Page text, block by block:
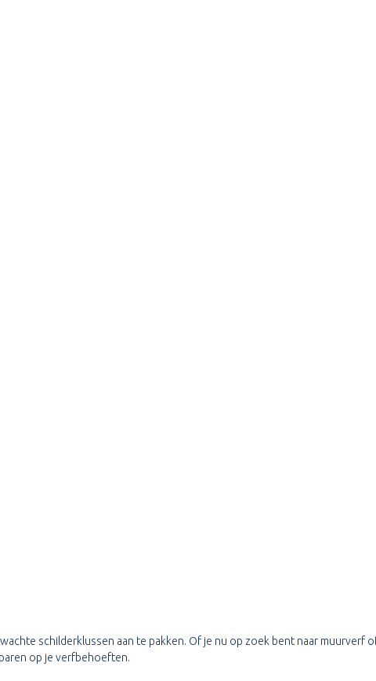
schilderklussen aan te pakken. Of je nu op zoek bent naar muurverf
op je verfbehoeften.